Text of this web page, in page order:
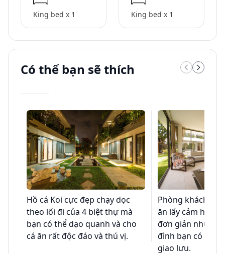
King bed x 1 King bed x 1
Có thể bạn sẽ thích
Hồ cá Koi cực đẹp chạy dọc
theo lối đi của 4 biệt thự mà
bạn có thể dạo quanh và cho
cá ăn rất độc đáo và thú vị.
Phòng khách
ăn lấy cảm hứng
đơn giản nhưng
đình bạn có thể
giao lưu.